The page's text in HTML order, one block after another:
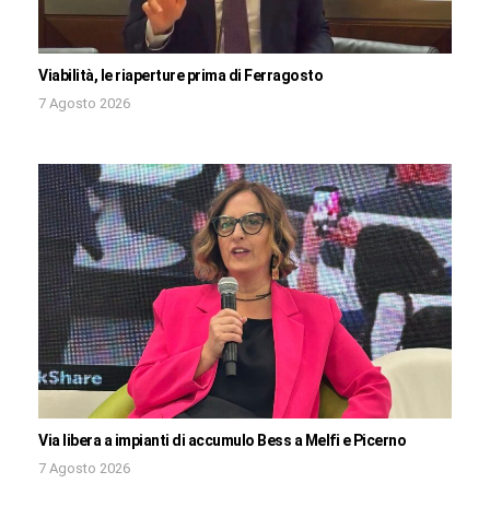
Viabilità, le riaperture prima di Ferragosto
7 Agosto 2026
Via libera a impianti di accumulo Bess a Melfi e Picerno
7 Agosto 2026